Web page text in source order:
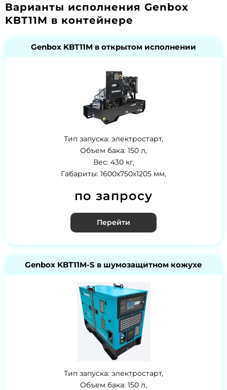
Варианты исполнения Genbox
KBT11M в контейнере
Genbox KBT11M в открытом исполнении
Тип запуска: электростарт,
Объем бака: 150 л,
Вес: 430 кг,
Габариты: 1600х750х1205 мм,
по запросу
Перейти
Genbox KBT11M-S в шумозащитном кожухе
Тип запуска: электростарт,
Объем бака: 150 л,